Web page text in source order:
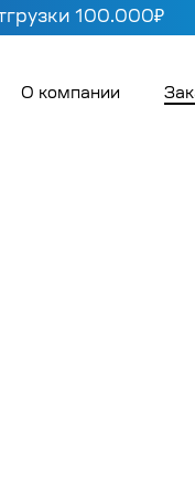
О компании
100.000₽